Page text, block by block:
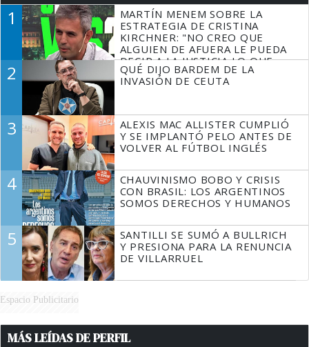
1
MARTÍN MENEM SOBRE LA
ESTRATEGIA DE CRISTINA
KIRCHNER: "NO CREO QUE
ALGUIEN DE AFUERA LE PUEDA
DECIR A LA JUSTICIA LO QUE
TIENE QUE HACER"
2
QUÉ DIJO BARDEM DE LA
INVASIÓN DE CEUTA
3
ALEXIS MAC ALLISTER CUMPLIÓ
Y SE IMPLANTÓ PELO ANTES DE
VOLVER AL FÚTBOL INGLÉS
4
CHAUVINISMO BOBO Y CRISIS
CON BRASIL: LOS ARGENTINOS
SOMOS DERECHOS Y HUMANOS
5
SANTILLI SE SUMÓ A BULLRICH
Y PRESIONA PARA LA RENUNCIA
DE VILLARRUEL
Espacio Publicitario
MÁS LEÍDAS DE PERFIL